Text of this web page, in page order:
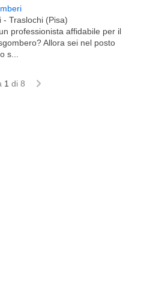
- Traslochi (Pisa)
professionista affidabile per il
Allora sei nel posto
s...
1 di 8